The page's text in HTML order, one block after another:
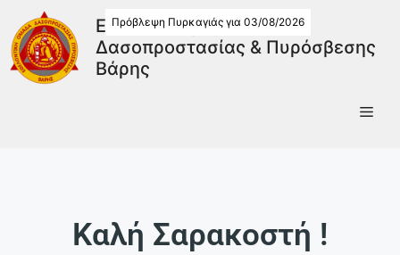
Εθελοντική Ομάδα
Δασοπροστασίας & Πυρόσβεσης
Βάρης
Πρόβλεψη Πυρκαγιάς για 03/08/2026
Καλή Σαρακοστή !